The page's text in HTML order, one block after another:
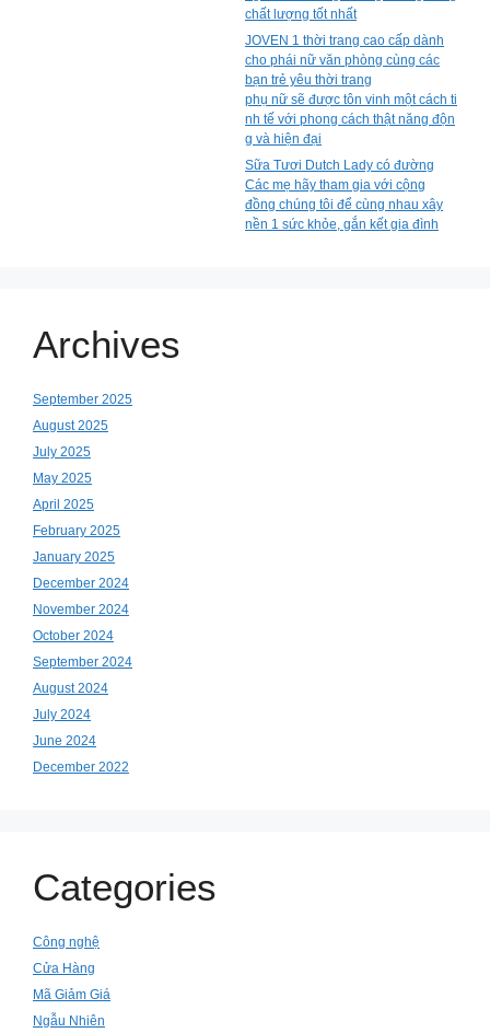
chất lượng tốt nhất
JOVEN 1 thời trang cao cấp dành
cho phái nữ văn phòng cùng các
bạn trẻ yêu thời trang
phụ nữ sẽ được tôn vinh một cách ti
nh tế với phong cách thật năng độn
g và hiện đại
Sữa Tươi Dutch Lady có đường
Các mẹ hãy tham gia với cộng
đồng chúng tôi để cùng nhau xây
nền 1 sức khỏe, gắn kết gia đình
Archives
September 2025
August 2025
July 2025
May 2025
April 2025
February 2025
January 2025
December 2024
November 2024
October 2024
September 2024
August 2024
July 2024
June 2024
December 2022
Categories
Công nghệ
Cửa Hàng
Mã Giảm Giá
Ngẫu Nhiên